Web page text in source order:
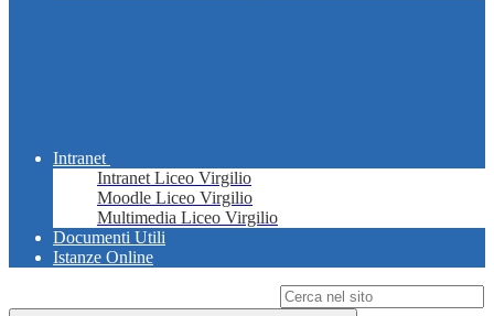
Intranet
Intranet Liceo Virgilio
Moodle Liceo Virgilio
Multimedia Liceo Virgilio
Documenti Utili
Istanze Online